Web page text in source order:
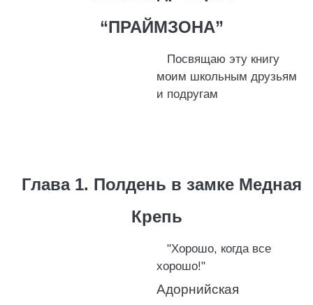
“ПРАЙМЗОНА”
Посвящаю эту книгу
моим школьным друзьям
и подругам
Глава 1. Полдень в замке Медная
Крепь
"Хорошо, когда все
хорошо!"
Адорнийская